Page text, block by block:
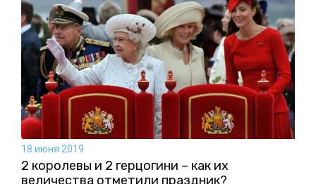
18 июня 2019
2 королевы и 2 герцогини – как их
величества отметили праздник?